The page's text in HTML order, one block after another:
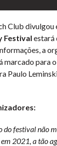
Club divulgou
Festival estará
a
marcado para
Paulo
do festival não
2021, a tão